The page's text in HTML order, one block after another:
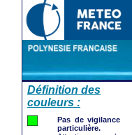
Définition des
couleurs :
Pas de vigilance
particulière.